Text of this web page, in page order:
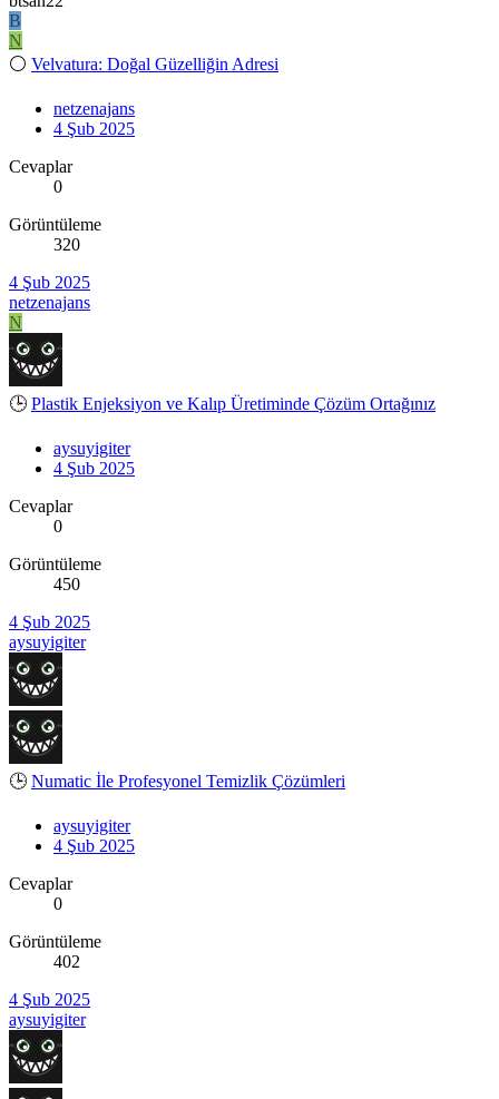
B
N
⚪ Velvatura: Doğal Güzelliğin Adresi
netzenajans
4 Şub 2025
Cevaplar
0
Görüntüleme
320
4 Şub 2025
netzenajans
N
🕒 Plastik Enjeksiyon ve Kalıp Üretiminde Çözüm Ortağınız
aysuyigiter
4 Şub 2025
Cevaplar
0
Görüntüleme
450
4 Şub 2025
aysuyigiter
🕒 Numatic İle Profesyonel Temizlik Çözümleri
aysuyigiter
4 Şub 2025
Cevaplar
0
Görüntüleme
402
4 Şub 2025
aysuyigiter